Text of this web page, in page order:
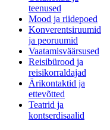
teenused
Mood ja riidepoed
Konverentsiruumid
ja peoruumid
Vaatamisväärsused
Reisibürood ja
reisikorraldajad
Ärikontaktid ja
ettevõtted
Teatrid ja
kontserdisaalid